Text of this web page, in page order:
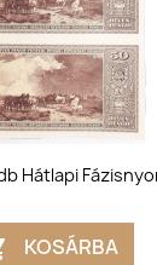
Hátlapi
KOSÁRBA